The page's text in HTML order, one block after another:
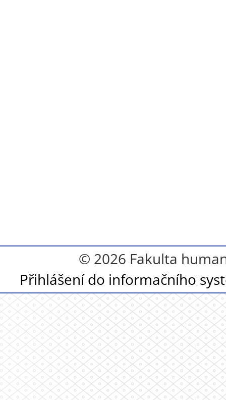
© 2026 Fakulta
Přihlášení do informačního